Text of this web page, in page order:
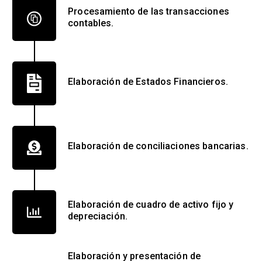
Procesamiento de las transacciones
contables.
Elaboración de Estados Financieros.
Elaboración de conciliaciones bancarias.
Elaboración de cuadro de activo fijo y
depreciación.
Elaboración y presentación de